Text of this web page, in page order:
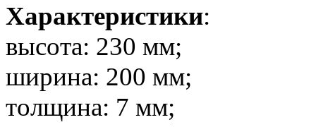
Характеристики:
высота: 230 мм;
ширина: 200 мм;
толщина: 7 мм;